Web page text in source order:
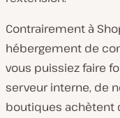
Contrairement à
hébergement de
vous puissiez faire
serveur interne, de
boutiques achètent